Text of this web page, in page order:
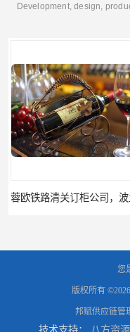
Development, design,
您
版权所有
邦赋供应链管
技术支持： 八方资